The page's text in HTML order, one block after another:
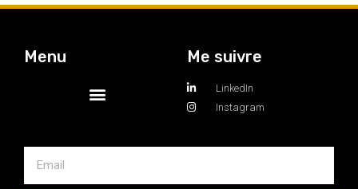
Menu Me suivre
LinkedIn
Instagram